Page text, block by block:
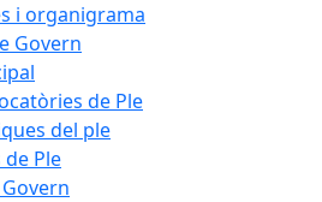
i organigrama
Govern
de Ple
del ple
de Ple